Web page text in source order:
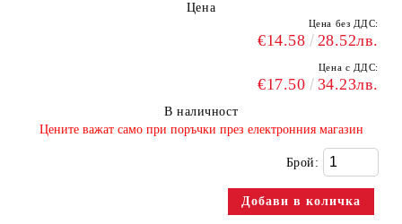
Цена
Цена без ДДС:
€14.58 28.52лв.
Цена с ДДС:
€17.50 34.23лв.
В наличност
​Цените важат само при поръчки през електронния магазин
Брой: